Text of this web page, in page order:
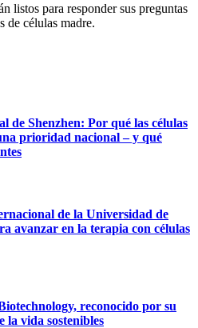
listos para responder sus preguntas
de células madre.
de Shenzhen: Por qué las células
prioridad nacional – y qué
de la Universidad de
avanzar en la terapia con células
reconocido por su
la vida sostenibles